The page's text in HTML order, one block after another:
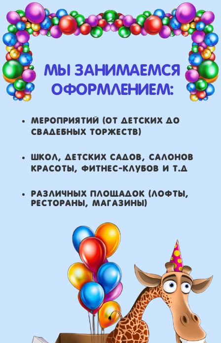
рестораны, магазины)
составление различных
оформление фотозон
фигуры любой сложности
что мы умеем делать из
воздушных шаров:
у вас есть фото шаров,
и вы хотите так же?